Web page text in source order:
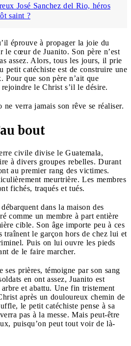
José Sanchez del Rio, héros
saint ?
éprouve à propager la joie du
le cœur de Juanito. Son père n’est
assez. Alors, tous les jours, il prie
petit catéchiste est de construire une
Pour que son père n’ait que
rejoindre le Christ s’il le désire.
ne verra jamais son rêve se réaliser.
bout
civile divise le Guatemala,
à divers groupes rebelles. Durant
au premier rang des victimes.
meurtrière. Les membres
fichés, traqués et tués.
dans la maison des
comme un membre à part entière
cible. Son âge importe peu à ces
traînent le garçon hors de chez lui et
Puis on lui ouvre les pieds
de le faire marcher.
prières, témoigne par son sang
en ont assez, Juanito est
et abattu. Une fin tristement
après un douloureux chemin de
le petit catéchiste pense à sa
pas à la messe. Mais peut-être
puisqu’on peut tout voir de là-